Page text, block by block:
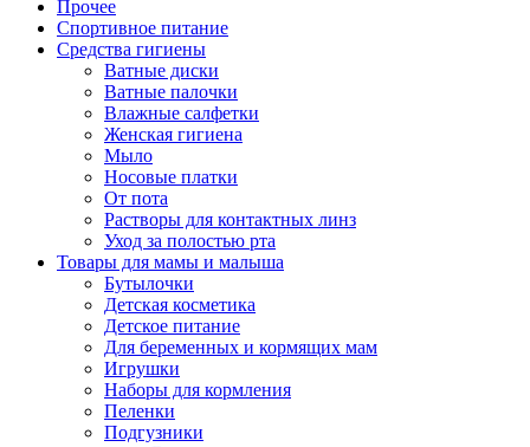
Прочее
Спортивное питание
Средства гигиены
Ватные диски
Ватные палочки
Влажные салфетки
Женская гигиена
Мыло
Носовые платки
От пота
Растворы для контактных линз
Уход за полостью рта
Товары для мамы и малыша
Бутылочки
Детская косметика
Детское питание
Для беременных и кормящих мам
Игрушки
Наборы для кормления
Пеленки
Подгузники